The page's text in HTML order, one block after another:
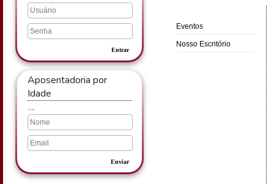
Entrar
Aposentadoria por
Idade
Enviar
Eventos
Nosso Escritório